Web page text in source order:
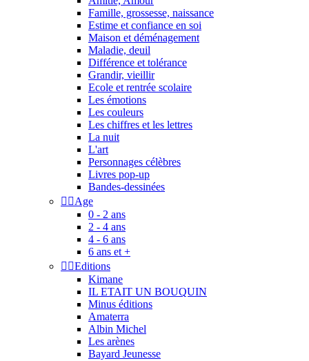
Famille, grossesse, naissance
Estime et confiance en soi
Maison et déménagement
Maladie, deuil
Différence et tolérance
Grandir, vieillir
Ecole et rentrée scolaire
Les émotions
Les couleurs
Les chiffres et les lettres
La nuit
L'art
Personnages célèbres
Livres pop-up
Bandes-dessinées
 Age
0 - 2 ans
2 - 4 ans
4 - 6 ans
6 ans et +
 Editions
Kimane
IL ETAIT UN BOUQUIN
Minus éditions
Amaterra
Albin Michel
Les arènes
Bayard Jeunesse